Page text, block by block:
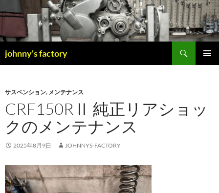
johnny's factory
索
ン
ツ
へ
ス
キ
ッ
サスペンション, メンテナンス
CRF150RⅡ 純正リアショッ
クのメンテナンス
2025年8月9日 JOHNNYS-FACTORY